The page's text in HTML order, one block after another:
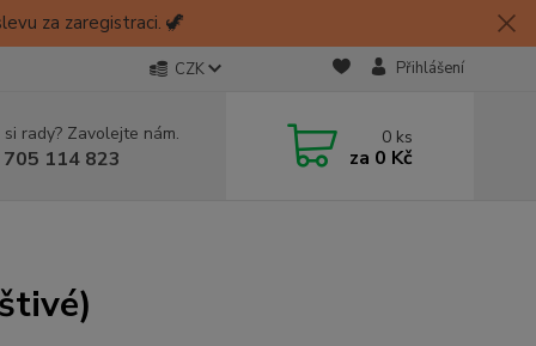
za zaregistraci. 🦖
CZK Přihlášení
rady? Zavolejte nám.
114 823
0 ks
za 0 Kč